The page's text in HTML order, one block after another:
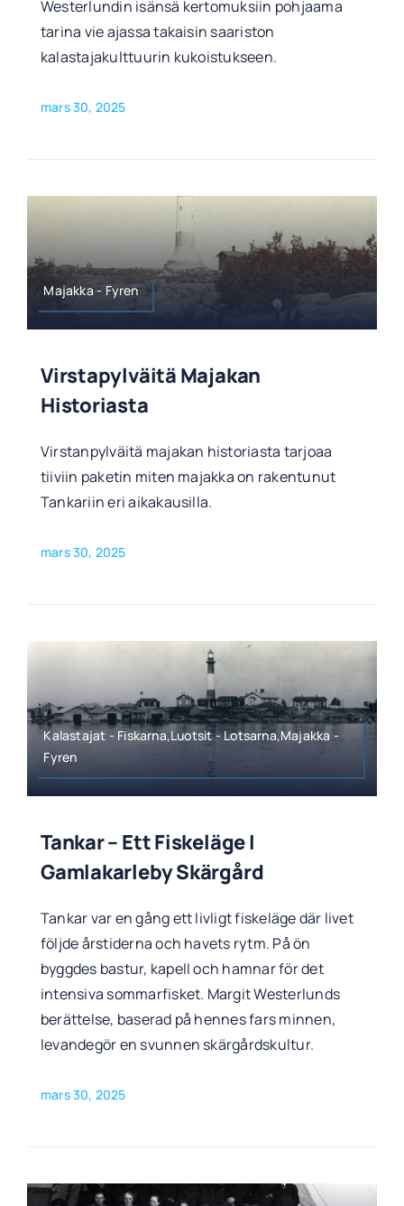
Westerlundin isänsä kertomuksiin pohjaama
tarina vie ajassa takaisin saariston
kalastajakulttuurin kukoistukseen.
mars 30, 2025
Majakka - Fyren
Virstapylväitä Majakan
Historiasta
Virstanpylväitä majakan historiasta tarjoaa
tiiviin paketin miten majakka on rakentunut
Tankariin eri aikakausilla.
mars 30, 2025
Kalastajat - Fiskarna,Luotsit - Lotsarna,Majakka -
Fyren
Tankar – Ett Fiskeläge I
Gamlakarleby Skärgård
Tankar var en gång ett livligt fiskeläge där livet
följde årstiderna och havets rytm. På ön
byggdes bastur, kapell och hamnar för det
intensiva sommarfisket. Margit Westerlunds
berättelse, baserad på hennes fars minnen,
levandegör en svunnen skärgårdskultur.
mars 30, 2025